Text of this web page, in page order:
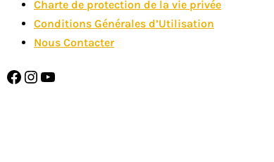
Charte de protection de la vie privée
Conditions Générales d’Utilisation
Nous Contacter
Facebook
Instagram
YouTube